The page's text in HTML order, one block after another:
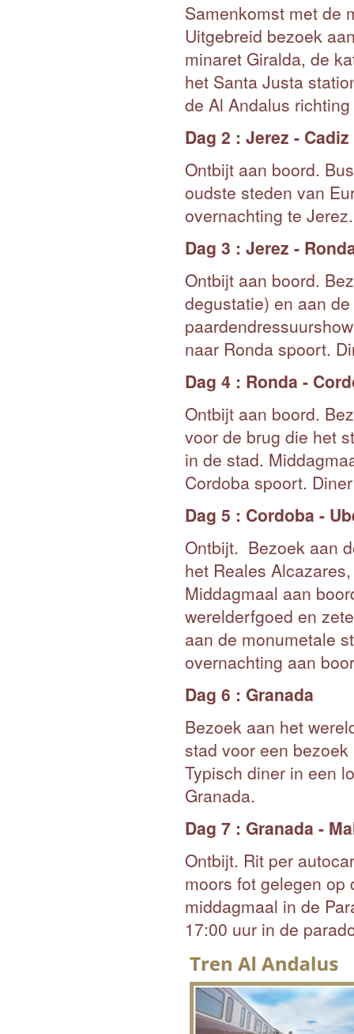
Samenkomst met de
Uitgebreid bezoek
minaret Giralda, de
het Santa Justa
de Al Andalus
Dag 2 : Jerez - Cadiz
Ontbijt aan boord.
oudste steden van
overnachting te Jerez.
Dag 3 : Jerez -
Ontbijt aan boord.
degustatie) en aan
naar Ronda spoort.
Dag 4 : Ronda -
Ontbijt aan boord.
voor de brug die het
in de stad.
Cordoba spoort.
Dag 5 : Cordoba -
Ontbijt. Bezoek aan
het Reales
Middagmaal aan
werelderfgoed en
aan de monumetale
overnachting aan
Dag 6 : Granada
Bezoek aan het
stad voor een
Typisch diner in een
Granada.
Dag 7 : Granada -
Ontbijt. Rit per
moors fot gelegen
middagmaal in de
17:00 uur in de